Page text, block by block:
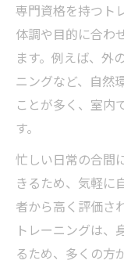
仕事帰
ング環境
女性向
と秘密
日常に癒や
レーニ
パーソ
ュの秘訣
自然派
専門資格を持つト
体調や目的に合わ
ます。例えば、外
ニングなど、自然
ことが多く、室内
す。
忙しい日常の合間
きるため、気軽に
者から高く評価さ
トレーニングは、
るため、多くの方